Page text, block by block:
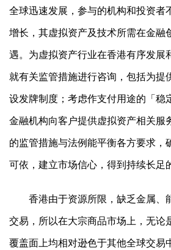
全球迅速发展，参与的机构和投资者
增长，其虚拟资产及技术所需在金融
遇。为虚拟资产行业在香港有序发展
就有关监管措施进行咨询，包括为提
设发牌制度；考虑作支付用途的「稳
金融机构向客户提供虚拟资产相关服
的监管措施与法例能平衡各方要求，
可依，建立市场信心，得到持续长足
香港由于资源所限，缺乏金属、
交易，所以在大宗商品市场上，无论
覆盖面上均相对逊色于其他全球交易